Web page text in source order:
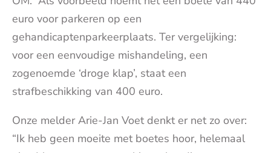
euro voor parkeren op een
gehandicaptenparkeerplaats. Ter vergelijking:
voor een eenvoudige mishandeling, een
zogenoemde ‘droge klap’, staat een
strafbeschikking van 400 euro.
Onze melder Arie-Jan Voet denkt er net zo over:
“Ik heb geen moeite met boetes hoor, helemaal